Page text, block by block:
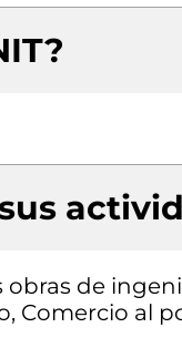
de
Comercio al